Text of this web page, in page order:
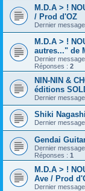
M.D.A > !
/ Prod d'OZ
Dernier
M.D.A > !
autres..." de
Dernier
Réponses : 2
NIN-NIN &
éditions
Dernier
Shiki
Dernier
Gendai
Dernier
Réponses : 1
M.D.A > !
Ave / Prod
Dernier